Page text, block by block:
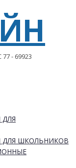
- 69923
ДЛЯ ШКОЛЬНИКОВ